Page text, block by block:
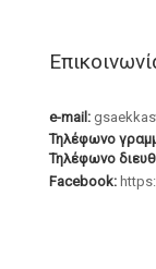
e-mail:
Τηλέφωνο
Τηλέφωνο
Facebook: